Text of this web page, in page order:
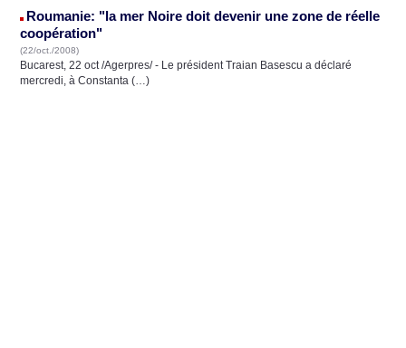
Roumanie: "la mer Noire doit devenir une zone de réelle
coopération"
(22/oct./2008)
Bucarest, 22 oct /Agerpres/ - Le président Traian Basescu a déclaré
mercredi, à Constanta (…)